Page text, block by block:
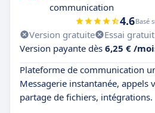
communication
4.6Basé
Version gratuite Essai gratuit
Version payante dès 6,25 € /
Plateforme de communication
Messagerie instantanée, appels
partage de fichiers, intégrations.